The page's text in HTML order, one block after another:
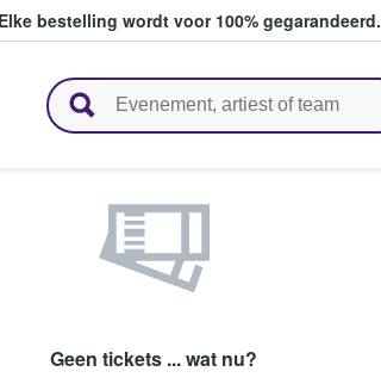
Elke bestelling wordt voor 100% gegarandeerd.
Geen tickets ... wat nu?